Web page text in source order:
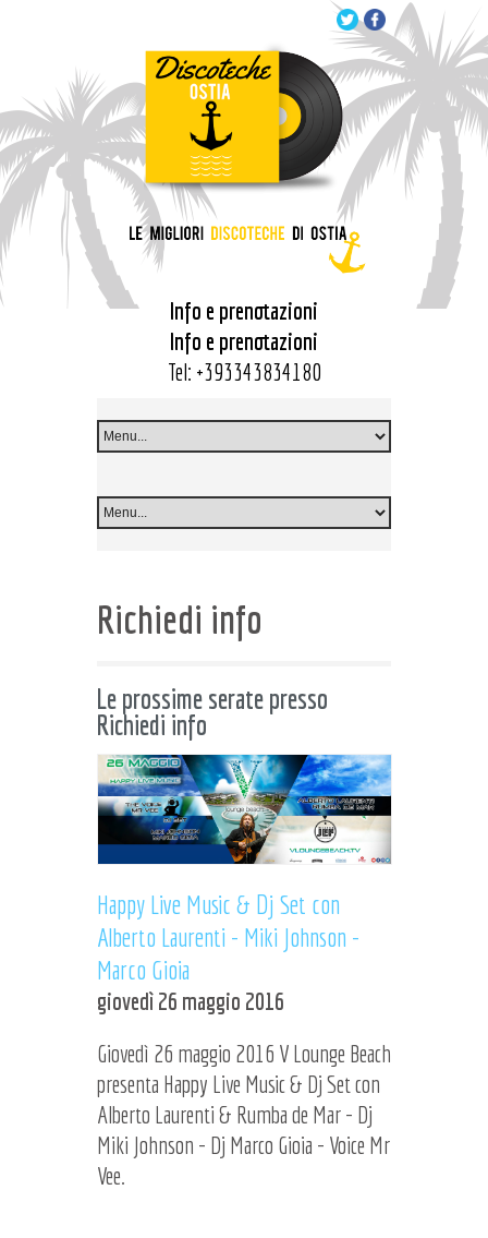
Info e prenotazioni
Info e prenotazioni
Tel: +393343834180
Richiedi info
Le prossime serate presso
Richiedi info
Happy Live Music & Dj Set con
Alberto Laurenti - Miki Johnson -
Marco Gioia
giovedì 26 maggio 2016
Giovedì 26 maggio 2016 V Lounge Beach
presenta Happy Live Music & Dj Set con
Alberto Laurenti & Rumba de Mar - Dj
Miki Johnson - Dj Marco Gioia - Voice Mr
Vee.